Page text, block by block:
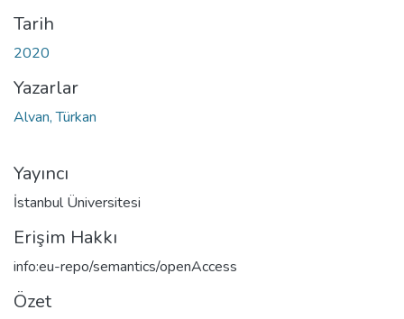
Tarih
2020
Yazarlar
Alvan, Türkan
Yayıncı
İstanbul Üniversitesi
Erişim Hakkı
info:eu-repo/semantics/openAccess
Özet